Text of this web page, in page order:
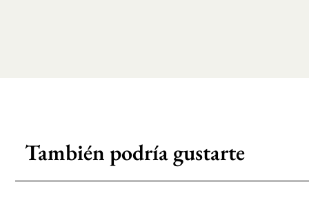
También podría gustarte